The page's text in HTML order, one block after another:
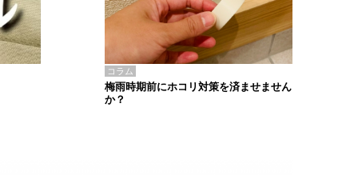
コラム
梅雨時期前にホコリ対策を済ませません
か？